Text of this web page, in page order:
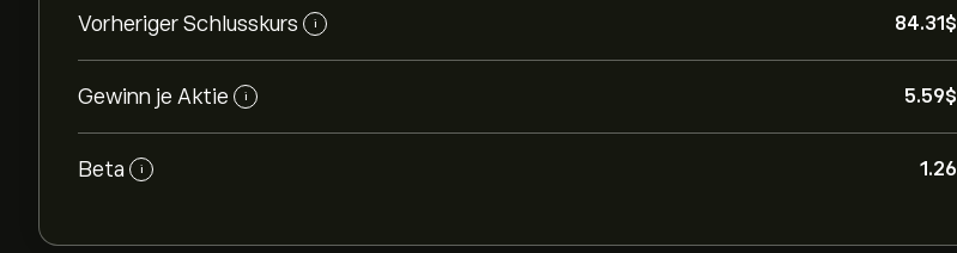
Vorheriger Schlusskurs i 84.31‎$‎
Gewinn je Aktie i 5.59‎$‎
Beta i 1.26